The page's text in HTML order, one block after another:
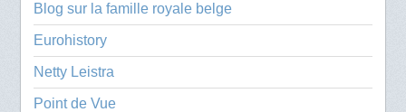
Blog sur la famille royale belge
Eurohistory
Netty Leistra
Point de Vue